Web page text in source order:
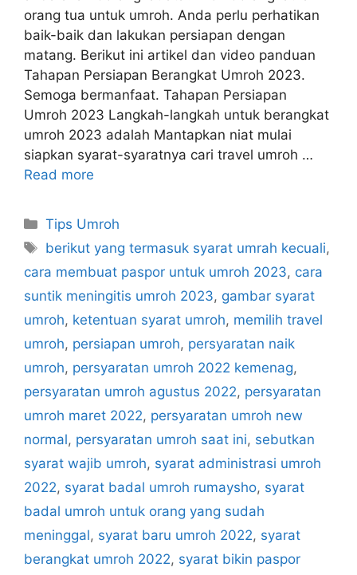
orang tua untuk umroh. Anda perlu perhatikan
baik-baik dan lakukan persiapan dengan
matang. Berikut ini artikel dan video panduan
Tahapan Persiapan Berangkat Umroh 2023.
Semoga bermanfaat. Tahapan Persiapan
Umroh 2023 Langkah-langkah untuk berangkat
umroh 2023 adalah Mantapkan niat mulai
siapkan syarat-syaratnya cari travel umroh …
Read more
Categories
Tips Umroh
Tags
berikut yang termasuk syarat umrah kecuali,
cara membuat paspor untuk umroh 2023, cara
suntik meningitis umroh 2023, gambar syarat
umroh, ketentuan syarat umroh, memilih travel
umroh, persiapan umroh, persyaratan naik
umroh, persyaratan umroh 2022 kemenag,
persyaratan umroh agustus 2022, persyaratan
umroh maret 2022, persyaratan umroh new
normal, persyaratan umroh saat ini, sebutkan
syarat wajib umroh, syarat administrasi umroh
2022, syarat badal umroh rumaysho, syarat
badal umroh untuk orang yang sudah
meninggal, syarat baru umroh 2022, syarat
berangkat umroh 2022, syarat bikin paspor